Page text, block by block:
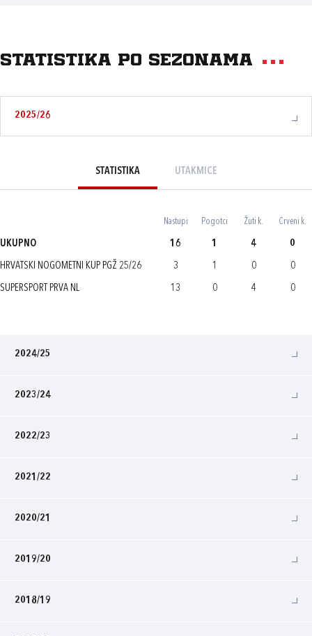
Statistika po sezonama
2025/26
STATISTIKA UTAKMICE
Nastupi Pogotci Žuti k. Crveni k.
UKUPNO 16 1 4 0
HRVATSKI NOGOMETNI KUP PGŽ 25/26 3 1 0 0
SUPERSPORT PRVA NL 13 0 4 0
2024/25
2023/24
2022/23
2021/22
2020/21
2019/20
2018/19